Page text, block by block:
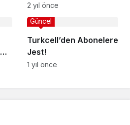
2 yıl önce
Turkcell’den Abonelere
Jest!
Güncel
1 yıl önce